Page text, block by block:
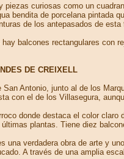
piezas curiosas como un
bendita de porcelana pintada
de los antepasados de esta
balcones rectangulares con
DE CREIXELL
Antonio, junto al de los
con el de los Villasegura,
donde destaca el color
plantas. Tiene diez
una verdadera obra de arte y
A través de una amplia